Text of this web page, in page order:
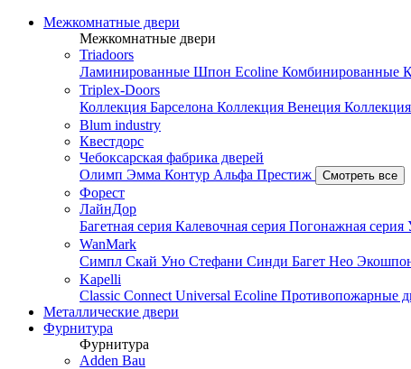
Межкомнатные двери
Межкомнатные двери
Triadoors
Ламинированные Шпон Ecoline Комбинированные
Triplex-Doors
Коллекция Барселона Коллекция Венеция
Blum industry
Квестдорс
Чебоксарская фабрика дверей
Олимп Эмма Контур Альфа Престиж Смотреть все
Форест
ЛайнДор
Багетная серия Калевочная серия Погонажная серия
WanMark
Симпл Скай Уно Стефани Синди Багет Нео
Kapelli
Classic Connect Universal Ecoline Противопожарные
Металлические двери
Фурнитура
Фурнитура
Adden Bau